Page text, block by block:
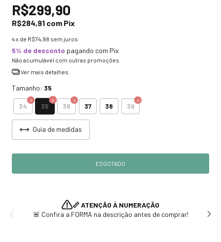
R$299,90
R$284,91 com Pix
4x de R$74,98 sem juros
5% de desconto pagando com Pix
Não acumulável com outras promoções
Ver mais detalhes
Tamanho: 35
34 35 36 37 38 39
Guia de medidas
📏 ATENÇÃO À NUMERAÇÃO
🚨 Confira a FORMA na descrição antes de comprar!